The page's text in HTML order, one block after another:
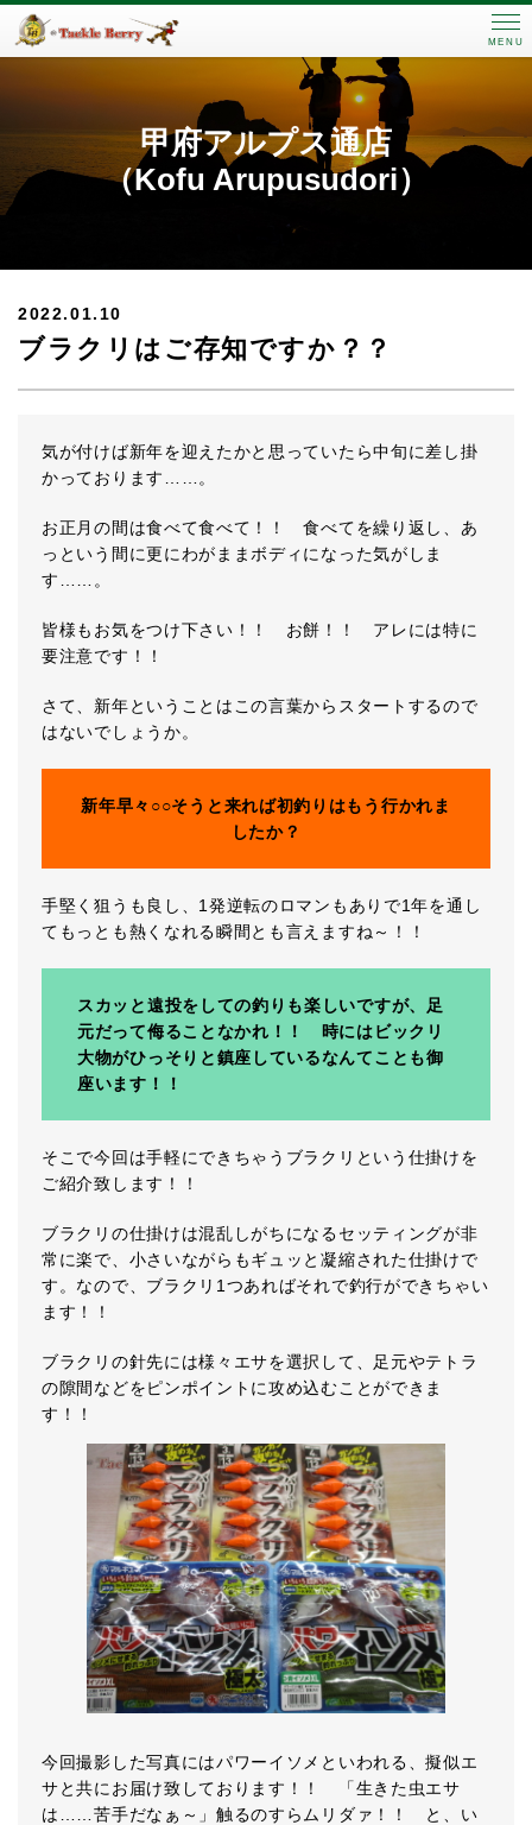
MENU
甲府アルプス通店
（Kofu Arupusudori）
2022.01.10
ブラクリはご存知ですか？？
気が付けば新年を迎えたかと思っていたら中旬に差し掛
かっております……。
お正月の間は食べて食べて！！ 食べてを繰り返し、あ
っという間に更にわがままボディになった気がしま
す……。
皆様もお気をつけ下さい！！ お餅！！ アレには特に
要注意です！！
さて、新年ということはこの言葉からスタートするので
はないでしょうか。
新年早々○○そうと来れば初釣りはもう行かれま
したか？
手堅く狙うも良し、1発逆転のロマンもありで1年を通し
てもっとも熱くなれる瞬間とも言えますね～！！
スカッと遠投をしての釣りも楽しいですが、足
元だって侮ることなかれ！！ 時にはビックリ
大物がひっそりと鎮座しているなんてことも御
座います！！
そこで今回は手軽にできちゃうブラクリという仕掛けを
ご紹介致します！！
ブラクリの仕掛けは混乱しがちになるセッティングが非
常に楽で、小さいながらもギュッと凝縮された仕掛けで
す。なので、ブラクリ1つあればそれで釣行ができちゃい
ます！！
ブラクリの針先には様々エサを選択して、足元やテトラ
の隙間などをピンポイントに攻め込むことができま
す！！
今回撮影した写真にはパワーイソメといわれる、擬似エ
サと共にお届け致しております！！ 「生きた虫エサ
は……苦手だなぁ～」触るのすらムリダァ！！ と、い